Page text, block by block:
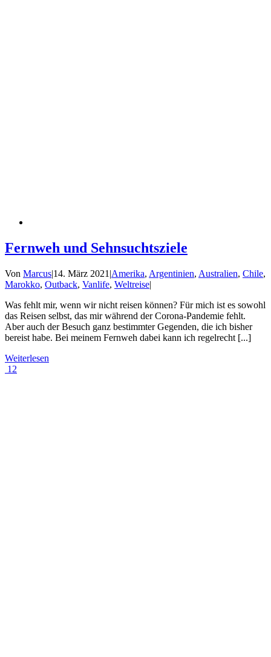
Fernweh und Sehnsuchtsziele
Von Marcus|14. März 2021 |Amerika, Argentinien, Australien, Chile,
Marokko, Outback, Vanlife, Weltreise|
Was fehlt mir, wenn wir nicht reisen können? Für mich ist es sowohl
das Reisen selbst, das mir während der Corona-Pandemie fehlt.
Aber auch der Besuch ganz bestimmter Gegenden, die ich bisher
bereist habe. Bei meinem Fernweh dabei kann ich regelrecht [...]
Weiterlesen
12